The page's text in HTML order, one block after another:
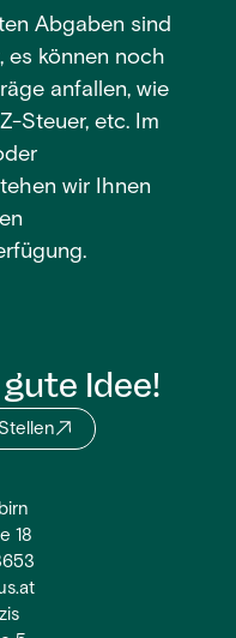
Abgaben sind
es können noch
anfallen, wie
Steuer, etc. Im
wir Ihnen
Idee!
18